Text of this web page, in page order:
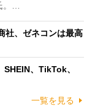
。…
社、ゼネコンは最高
、TikTok、
一覧を見る